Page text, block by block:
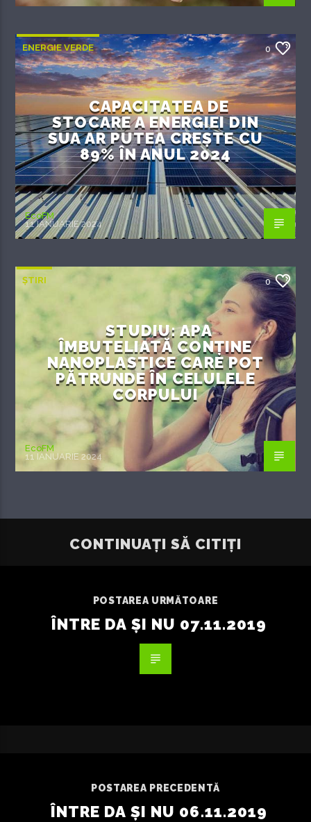
ENERGIE VERDE 0
CAPACITATEA DE
STOCARE A ENERGIEI DIN
SUA AR PUTEA CREȘTE CU
89% ÎN ANUL 2024
EcoFM
11 IANUARIE 2024
ȘTIRI 0
STUDIU: APA
ÎMBUTELIATĂ CONȚINE
NANOPLASTICE CARE POT
PĂTRUNDE ÎN CELULELE
CORPULUI
EcoFM
11 IANUARIE 2024
CONTINUAȚI SĂ CITIȚI
POSTAREA URMĂTOARE
ÎNTRE DA ȘI NU 07.11.2019
POSTAREA PRECEDENTĂ
ÎNTRE DA ȘI NU 06.11.2019